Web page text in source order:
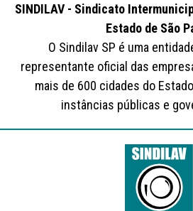
SINDILAV - Sindicato
Estado de São
O Sindilav SP é uma
representante oficial das
mais de 600 cidades do
instâncias públicas e